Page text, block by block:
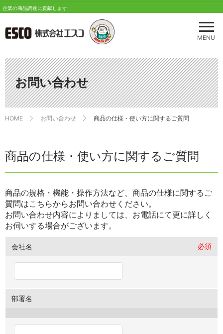
メ
ニ
を
開
く
MENU
企業の商品調達に貢献します
お問い合わせ
HOME お問い合わせ 商品の仕様・使い方に関するご質問
商品の仕様・使い方に関するご質問
商品の規格・機能・操作方法など、商品の仕様に関するご
質問はこちらからお問い合わせください。
お問い合わせ内容によりましては、お電話にて更に詳しく
お伺いする場合がございます。
会社名 必須
部署名